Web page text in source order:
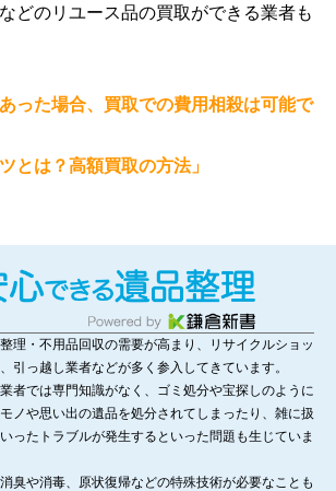
どのリユース品の買取ができる業者も
った場合、買取での費用相殺は可能で
とは？高額買取の方法」
理・不用品回収の需要が高まり、リサイクルショッ
引っ越し業者などが多く参入してきています。
者では専門知識がなく、ゴミ処分や宝探しのように
ノや思い出の遺品を処分されてしまったり、雑に扱
ったトラブルが発生するといった問題も生じていま
臭や消毒、原状復帰などの特殊技術が必要なことも